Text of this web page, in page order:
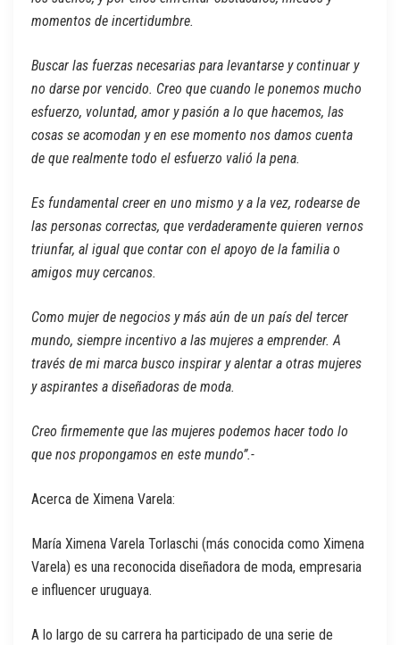
momentos de incertidumbre.
Buscar las fuerzas necesarias para levantarse y continuar y
no darse por vencido. Creo que cuando le ponemos mucho
esfuerzo, voluntad, amor y pasión a lo que hacemos, las
cosas se acomodan y en ese momento nos damos cuenta
de que realmente todo el esfuerzo valió la pena.
Es fundamental creer en uno mismo y a la vez, rodearse de
las personas correctas, que verdaderamente quieren vernos
triunfar, al igual que contar con el apoyo de la familia o
amigos muy cercanos.
Como mujer de negocios y más aún de un país del tercer
mundo, siempre incentivo a las mujeres a emprender. A
través de mi marca busco inspirar y alentar a otras mujeres
y aspirantes a diseñadoras de moda.
Creo firmemente que las mujeres podemos hacer todo lo
que nos propongamos en este mundo”.-
Acerca de Ximena Varela:
María Ximena Varela Torlaschi (más conocida como Ximena
Varela) es una reconocida diseñadora de moda, empresaria
e influencer uruguaya.
A lo largo de su carrera ha participado de una serie de